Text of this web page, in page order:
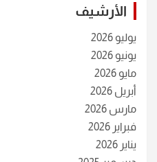
الأرشيف
يوليو 2026
يونيو 2026
مايو 2026
أبريل 2026
مارس 2026
فبراير 2026
يناير 2026